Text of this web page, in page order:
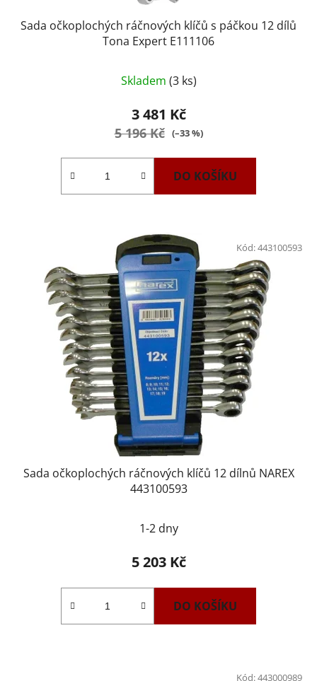
Sada očkoplochých ráčnových klíčů s páčkou 12 dílů
Tona Expert E111106
hodnocení
produktu
je
Skladem (3 ks)
3 481 Kč
5 196 Kč (–33 %)
DO KOŠÍKU
Sada očkoplochých ráčnových klíčů 12 dílnů NAREX
443100593
1-2 dny
5 203 Kč
DO KOŠÍKU
Kód:443100593
Kód:443000989